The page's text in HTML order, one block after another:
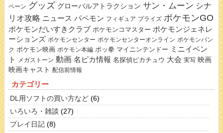
ペーン グッズ グローバルアトラクション サン・ムーン シナ
リオ攻略 ニュース パペモン フィギュア プライズ ポケモンGO
ポケモンだいすきクラブ ポケモンコマスター ポケモンジェネレ
ーションズ ポケモンセンター ポケモンセンターオンライン ポケモンバン
ク ポケモン映画 ポケモン本編 ポッ拳 マイニンテンドー ミニイベン
ト
メガストーン 動画 名ピカ情報 名探偵ピカチュウ 大会 実写 映画
映画キャスト 配信前情報
カテゴリー
DL用ソフトの買い方など (6)
いろいろ・雑談 (27)
プレイ日記 (8)